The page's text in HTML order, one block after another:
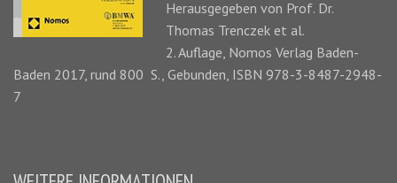
Herausgegeben von Prof. Dr.
Thomas Trenczek et al.
2. Auflage, Nomos Verlag Baden-
Baden 2017, rund 800 S., Gebunden, ISBN 978-3-8487-2948-
7